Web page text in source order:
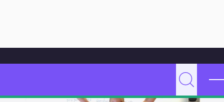
Hoppa till innehåll
e
Sök